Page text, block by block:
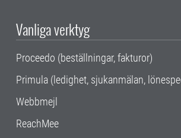
Vanliga verktyg
Proceedo (beställningar, fakturor)
Primula (ledighet, sjukanmälan,
Webbmejl
ReachMee